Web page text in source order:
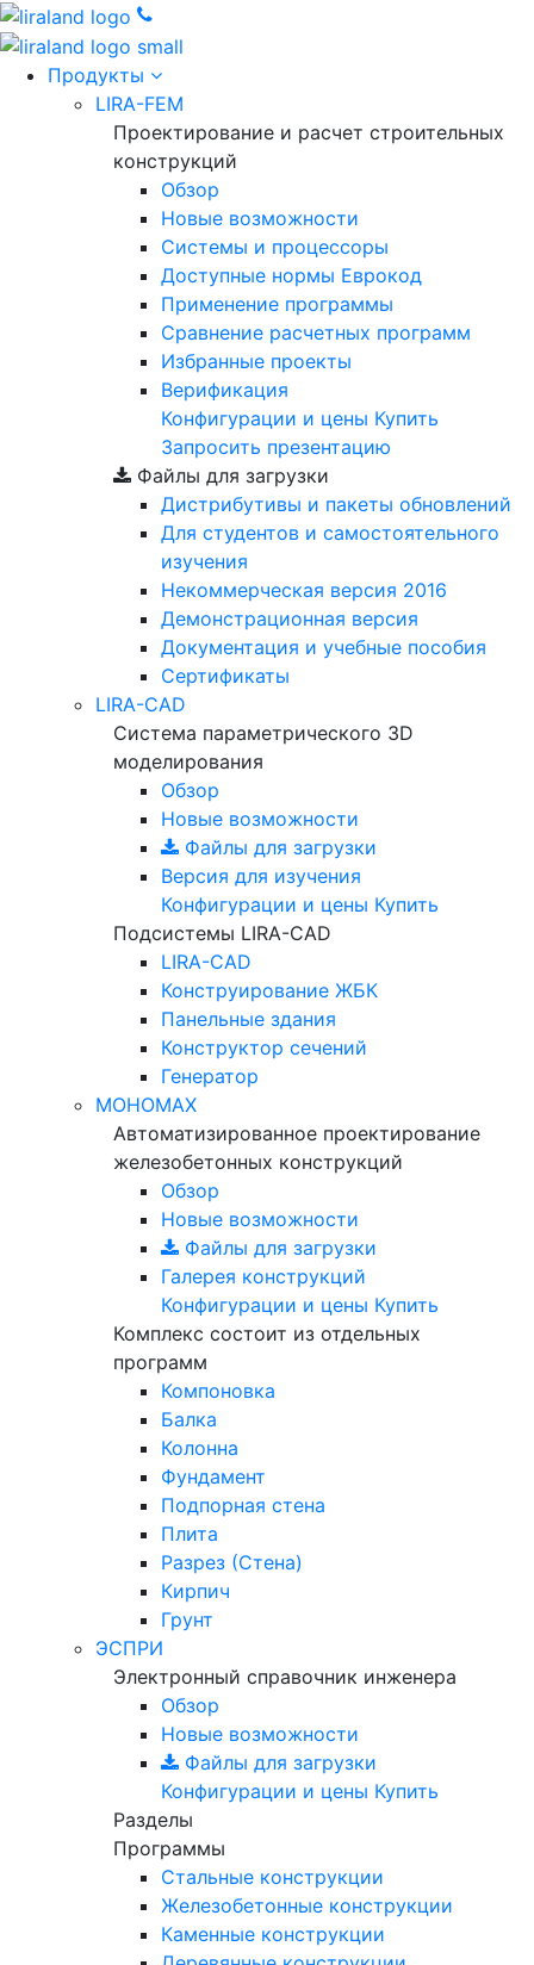
Продукты
LIRA-FEM
Проектирование и расчет строительных
конструкций
Обзор
Новые возможности
Cистемы и процессоры
Доступные нормы Еврокод
Применение программы
Сравнение расчетных программ
Избранные проекты
Верификация
Конфигурации и цены Купить
Запросить презентацию
Файлы для загрузки
Дистрибутивы и пакеты обновлений
Для студентов и самостоятельного
изучения
Некоммерческая версия 2016
Демонстрационная версия
Документация и учебные пособия
Сертификаты
LIRA-CAD
Система параметрического 3D
моделирования
Обзор
Новые возможности
Файлы для загрузки
Версия для изучения
Конфигурации и цены Купить
Подсистемы LIRA-CAD
LIRA-CAD
Конструирование ЖБК
Панельные здания
Конструктор сечений
Генератор
МОНОМАХ
Автоматизированное проектирование
железобетонных конструкций
Обзор
Новые возможности
Файлы для загрузки
Галерея конструкций
Конфигурации и цены Купить
Комплекс состоит из отдельных
программ
Компоновка
Балка
Колонна
Фундамент
Подпорная стена
Плита
Разрез (Стена)
Кирпич
Грунт
ЭСПРИ
Электронный справочник инженера
Обзор
Новые возможности
Файлы для загрузки
Конфигурации и цены Купить
Разделы
Программы
Стальные конструкции
Железобетонные конструкции
Каменные конструкции